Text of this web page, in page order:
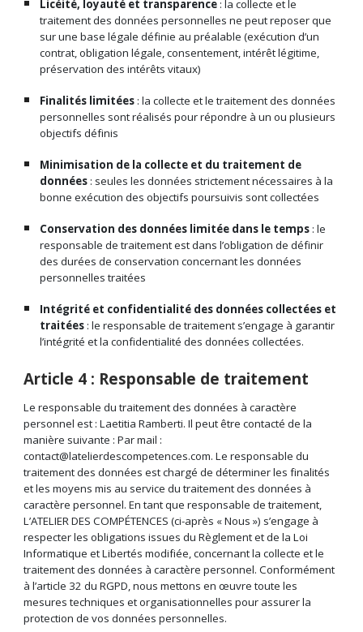
Licéité, loyauté et transparence : la collecte et le
traitement des données personnelles ne peut reposer que
sur une base légale définie au préalable (exécution d’un
contrat, obligation légale, consentement, intérêt légitime,
préservation des intérêts vitaux)
Finalités limitées : la collecte et le traitement des données
personnelles sont réalisés pour répondre à un ou plusieurs
objectifs définis
Minimisation de la collecte et du traitement de
données : seules les données strictement nécessaires à la
bonne exécution des objectifs poursuivis sont collectées
Conservation des données limitée dans le temps : le
responsable de traitement est dans l’obligation de définir
des durées de conservation concernant les données
personnelles traitées
Intégrité et confidentialité des données collectées et
traitées : le responsable de traitement s’engage à garantir
l’intégrité et la confidentialité des données collectées.
Article 4 : Responsable de traitement
Le responsable du traitement des données à caractère
personnel est : Laetitia Ramberti. Il peut être contacté de la
manière suivante : Par mail :
contact@latelierdescompetences.com. Le responsable du
traitement des données est chargé de déterminer les finalités
et les moyens mis au service du traitement des données à
caractère personnel. En tant que responsable de traitement,
L’ATELIER DES COMPÉTENCES (ci-après « Nous ») s’engage à
respecter les obligations issues du Règlement et de la Loi
Informatique et Libertés modifiée, concernant la collecte et le
traitement des données à caractère personnel. Conformément
à l’article 32 du RGPD, nous mettons en œuvre toute les
mesures techniques et organisationnelles pour assurer la
protection de vos données personnelles.